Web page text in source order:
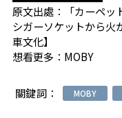
原文出處：
「カーペ
シガーソケットから火
車文化】
想看更多： MOBY
關鍵詞： MOBY